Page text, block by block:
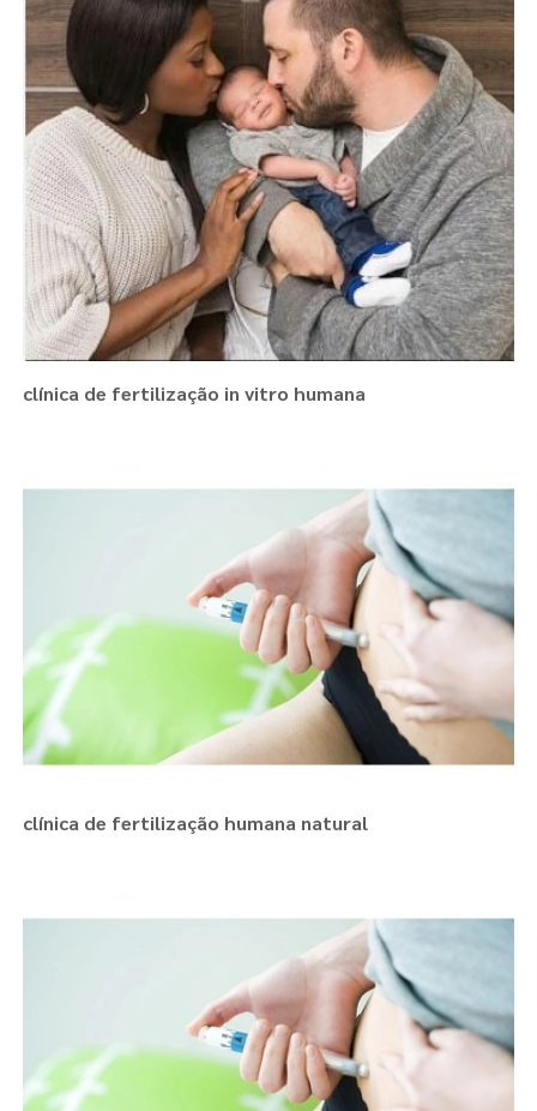
clínica de fertilização in vitro humana
clínica de fertilização humana natural